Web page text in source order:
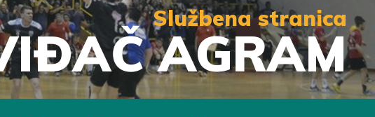
Službena stranica
AGRAM